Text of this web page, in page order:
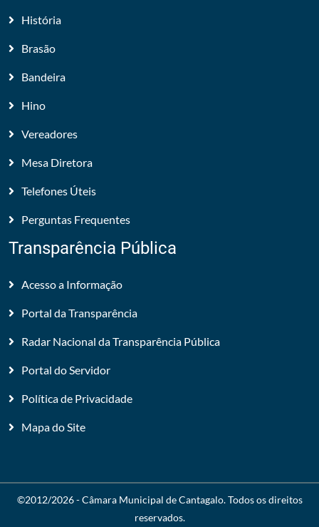
História
Brasão
Bandeira
Hino
Vereadores
Mesa Diretora
Telefones Úteis
Perguntas Frequentes
Transparência Pública
Acesso a Informação
Portal da Transparência
Radar Nacional da Transparência Pública
Portal do Servidor
Política de Privacidade
Mapa do Site
©2012/2026 -Câmara Municipal de Cantagalo. Todos os direitos
reservados.